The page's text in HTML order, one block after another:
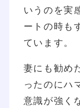
いうのを実
ートの時も
ています。
妻にも勧め
ったのにハ
意識が強く